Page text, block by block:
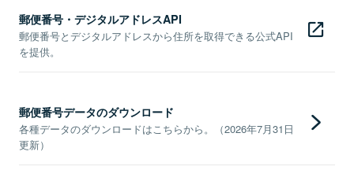
郵便番号・デジタルアドレスAPI
郵便番号とデジタルアドレスから住所を取得できる公式API
を提供。
郵便番号データのダウンロード
各種データのダウンロードはこちらから。（2026年7月31日
更新）